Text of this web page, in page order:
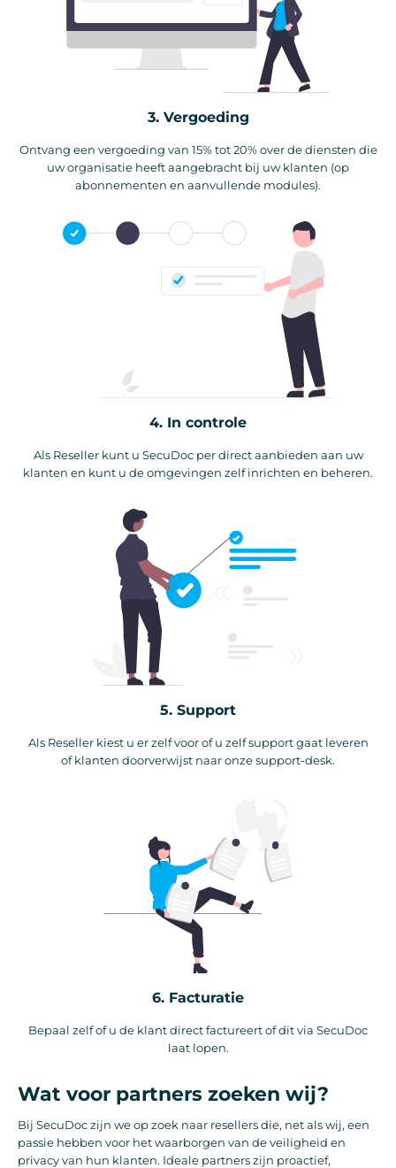
3. Vergoeding
Ontvang een vergoeding van 15% tot 20% over de diensten die
uw organisatie heeft aangebracht bij uw klanten (op
abonnementen en aanvullende modules).
4. In controle
Als Reseller kunt u SecuDoc per direct aanbieden aan uw
klanten en kunt u de omgevingen zelf inrichten en beheren.
5. Support
Als Reseller kiest u er zelf voor of u zelf support gaat leveren
of klanten doorverwijst naar onze support-desk.
6. Facturatie
Bepaal zelf of u de klant direct factureert of dit via SecuDoc
laat lopen.
Wat voor partners zoeken wij?
Bij SecuDoc zijn we op zoek naar resellers die, net als wij, een
passie hebben voor het waarborgen van de veiligheid en
privacy van hun klanten. Ideale partners zijn proactief,